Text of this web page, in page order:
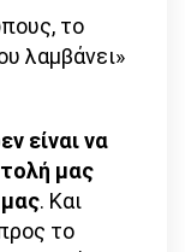
το
λαμβάνει»
είναι να
μας
. Και
το